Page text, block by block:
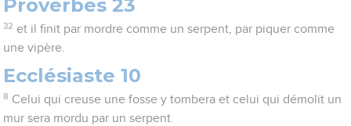
Proverbes 23
32 et il finit par mordre comme un serpent, par piquer comme
une vipère.
Ecclésiaste 10
8 Celui qui creuse une fosse y tombera et celui qui démolit un
mur sera mordu par un serpent.